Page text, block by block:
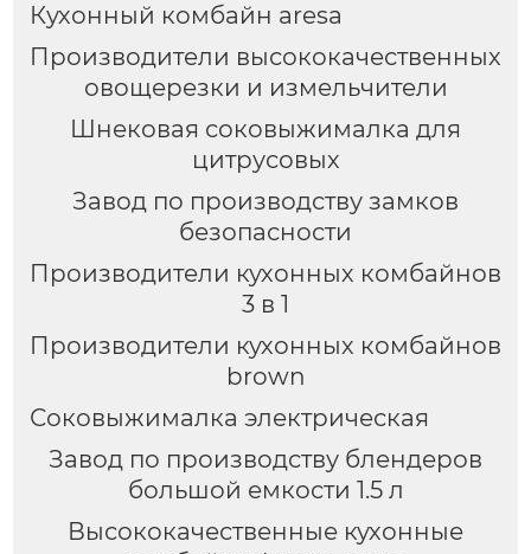
Кухонный комбайн aresa
Производители высококачественных
овощерезки и измельчители
Шнековая соковыжималка для
цитрусовых
Завод по производству замков
безопасности
Производители кухонных комбайнов
3 в 1
Производители кухонных комбайнов
brown
Соковыжималка электрическая
Завод по производству блендеров
большой емкости 1.5 л
Высококачественные кухонные